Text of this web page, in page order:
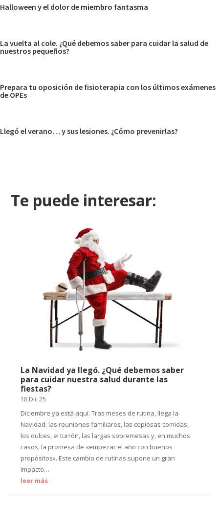
Halloween y el dolor de miembro fantasma
La vuelta al cole. ¿Qué debemos saber para cuidar la salud de
nuestros pequeños?
Prepara tu oposición de fisioterapia con los últimos exámenes
de OPEs
Llegó el verano… y sus lesiones. ¿Cómo prevenirlas?
Te puede interesar:
La Navidad ya llegó. ¿Qué debemos saber
para cuidar nuestra salud durante las
fiestas?
18 Dic 25
Diciembre ya está aquí. Tras meses de rutina, llega la
Navidad: las reuniones familiares, las copiosas comidas,
los dulces, el turrón, las largas sobremesas y, en muchos
casos, la promesa de «empezar el año con buenos
propósitos». Este cambio de rutinas supone un gran
impacto…
leer más